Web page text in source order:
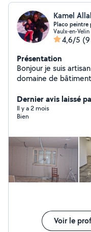
Kamel
Placo peintre
Vaulx-en-
4,6/5
Présentation
Bonjour je suis
domaine de
Dernier avis laissé
Il y a 2 mois
Bien
Voir le